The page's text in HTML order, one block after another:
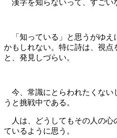
漢字を知らないって、すごい
「知っている」と思うがゆえ
かもしれない。特に詩は、視
と、発見しづらい。
今、常識にとらわれたくない
うと挑戦中である。
人は、どうしてもその人の心
ているように思う。